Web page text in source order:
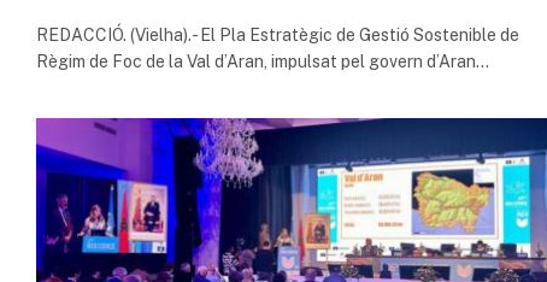
REDACCIÓ. (Vielha).- El Pla Estratègic de Gestió Sostenible de
Règim de Foc de la Val d’Aran, impulsat pel govern d’Aran…